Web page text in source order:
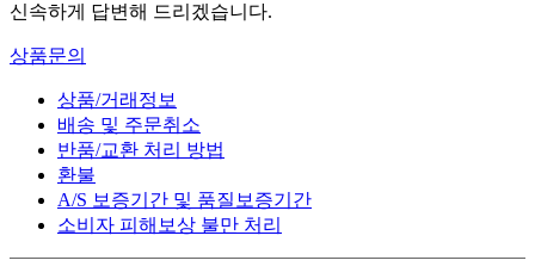
신속하게 답변해 드리겠습니다.
상품문의
상품/거래정보
배송 및 주문취소
반품/교환 처리 방법
환불
A/S 보증기간 및 품질보증기간
소비자 피해보상 불만 처리